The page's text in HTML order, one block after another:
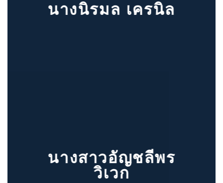
นางนิรมล เครนิล
นางสาวอัญชลีพร
วิเวก